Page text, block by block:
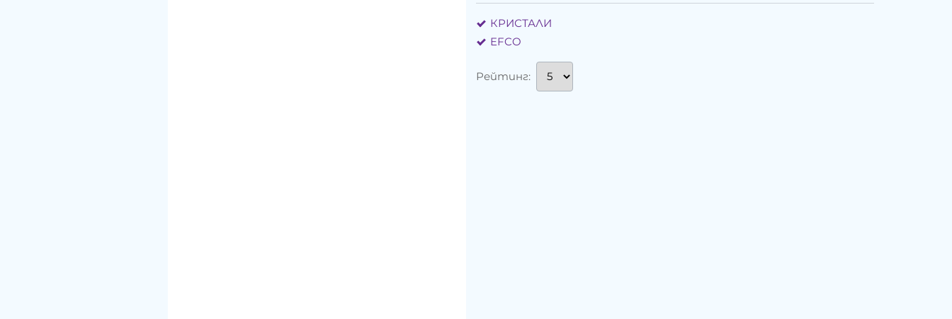
КРИСТАЛИ
EFCO
Рейтинг: